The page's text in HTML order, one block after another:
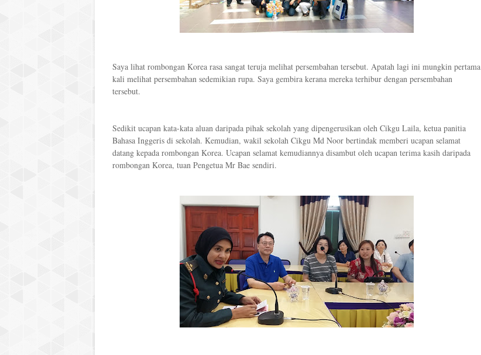
Saya lihat rombongan Korea rasa sangat teruja melihat persembahan tersebut. Apatah lagi ini mungkin pertama
kali melihat persembahan sedemikian rupa. Saya gembira kerana mereka terhibur dengan persembahan
tersebut.
Sedikit ucapan kata-kata aluan daripada pihak sekolah yang dipengerusikan oleh Cikgu Laila, ketua panitia
Bahasa Inggeris di sekolah. Kemudian, wakil sekolah Cikgu Md Noor bertindak memberi ucapan selamat
datang kepada rombongan Korea. Ucapan selamat kemudiannya disambut oleh ucapan terima kasih daripada
rombongan Korea, tuan Pengetua Mr Bae sendiri.